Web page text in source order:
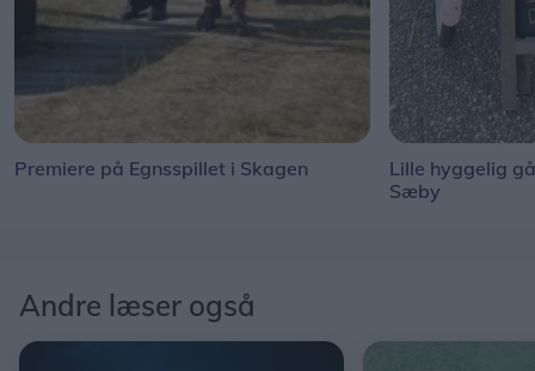
Premiere på Egnsspillet i Skagen
Lille hyggelig
Sæby
Andre læser også